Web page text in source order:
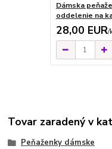
Dámska
oddelenie na
28,00 EUR/
Tovar zaradený v
Peňaženky dámske